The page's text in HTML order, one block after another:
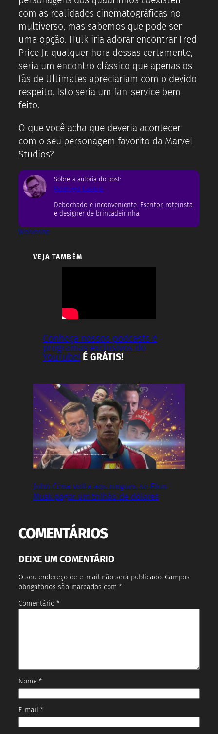
com as realidades cinematográficas no
multiverso, mas sabemos que pode ser
uma opção. Hulk iria adorar encontrar Fred
Price Jr. qualquer hora dessas certamente,
seria um encontro clássico que apenas os
fãs de Ultimates apreciariam com o devido
respeito. Isto seria um fan-service bem
feito.
O que você acha que deveria acontecer
com o seu personagem favorito da Marvel
Studios?
Sobre a autoria do post:
Rodrigo Castro
Debochado e inconveniente. Escritor, roteirista
e designer de brincadeirinha.
Wolverine
VEJA TAMBÉM
Conheça nossos podcasts e
programas exclusivos do
YouTube! É GRÁTIS!
John Cena volta aos ringues se Elon
Musk pagar um trilhão de dólares
COMENTÁRIOS
DEIXE UM COMENTÁRIO
O seu endereço de e-mail não será publicado. Campos
obrigatórios são marcados com *
Comentário *
Nome *
E-mail *